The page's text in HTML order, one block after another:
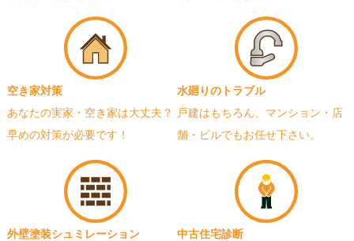
空き家対策
あなたの実家・空き家は大丈夫？
早めの対策が必要です！
水廻りのトラブル
戸建はもちろん、マンション・店
舗・ビルでもお任せ下さい。
外壁塗装シュミレーション
中古住宅診断